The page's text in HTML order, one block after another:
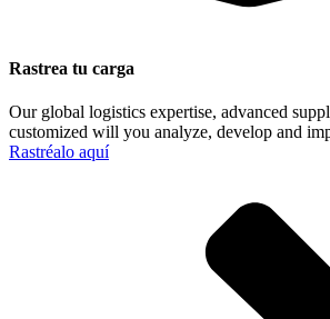
Rastrea tu carga
Our global logistics expertise, advanced
customized will you analyze, develop and
Rastréalo aquí